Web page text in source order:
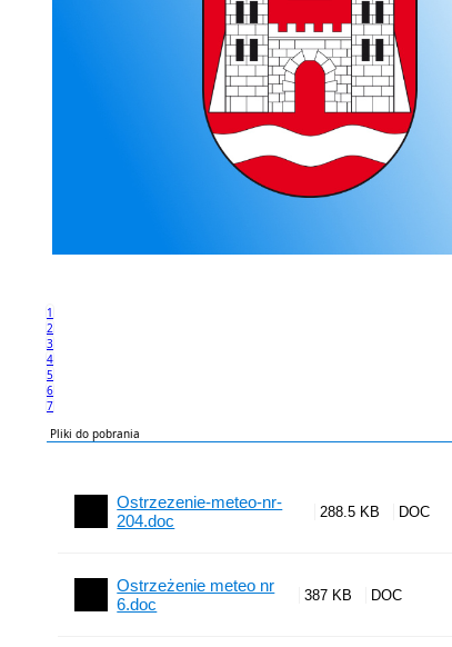
1
2
3
4
5
6
7
Pliki do pobrania
Ostrzezenie-meteo-nr-
204.doc
288.5 KB
Ostrzeżenie meteo nr
6.doc
387 KB